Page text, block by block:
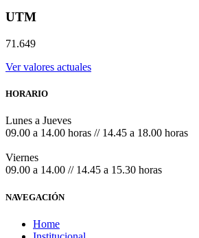
UTM
71.649
Ver valores actuales
HORARIO
Lunes a Jueves
09.00 a 14.00 horas // 14.45 a 18.00 horas
Viernes
09.00 a 14.00 // 14.45 a 15.30 horas
NAVEGACIÓN
Home